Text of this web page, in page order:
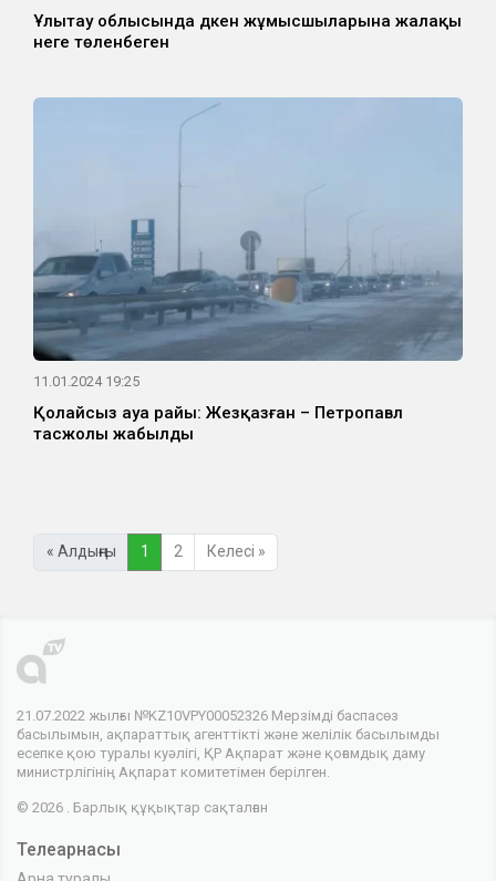
Ұлытау облысында дүкен жұмысшыларына жалақы
неге төленбеген
11.01.2024 19:25
Қолайсыз ауа райы: Жезқазған – Петропавл
тасжолы жабылды
« Алдыңғы 1 2 Келесі »
21.07.2022 жылғы №KZ10VPY00052326 Мерзімді баспасөз
басылымын, ақпараттық агенттікті және желілік басылымды
есепке қою туралы куәлігі, ҚР Ақпарат және қоғамдық даму
министрлігінің Ақпарат комитетімен берілген.
© 2026 . Барлық құқықтар сақталған
Телеарнасы